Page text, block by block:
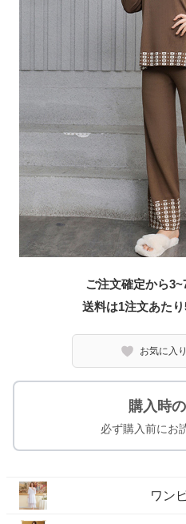
ご注文確定から
送料は1注文あたり
お気に入
購入時
必ず購入前にお
ワン